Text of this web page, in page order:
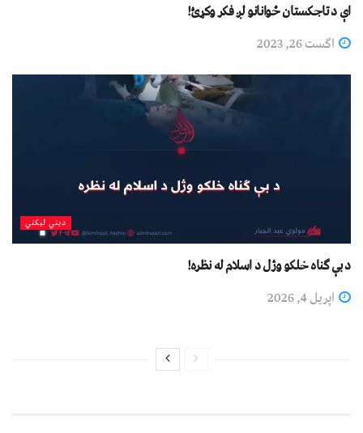
اې د تاجکستان ځوانانو لږ فکر وکړئ!
اگست 26, 2023
دیني لیکني
د بې ګناه خلکو وژل د اسلام له نظره!
اپریل 4, 2026